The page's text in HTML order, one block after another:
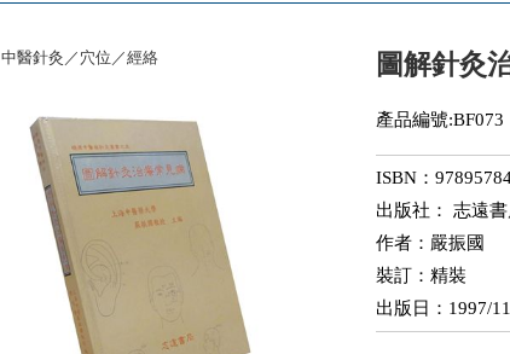
中醫針灸／穴位／經絡 圖解針灸
產品編號:BF073
ISBN：
出版社： 志遠書
作者：嚴振國
裝訂：精裝
出版日：1997/